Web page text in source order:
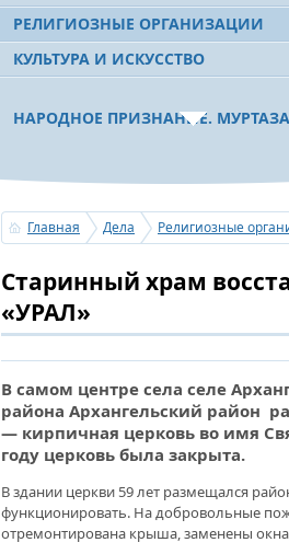
РЕЛИГИОЗНЫЕ ОРГАНИЗАЦИИ
КУЛЬТУРА И ИСКУССТВО
НАРОДНОЕ ПРИЗНАНИЕ. МУРТАЗА
ПОЗДРАВЛЕНИЕ ПЕРВОГО
БАШКОРТОСТАНА, ПРЕДСЕДАТЕЛЯ
СОВЕТА БЛАГОТВОРИТЕЛЬНОГО
«УРАЛ» М.Г.РАХИМОВА
УСЕРГАН. ИЗДАН XХХV ТОМ
БАШКИРСКИХ РОДОВ»
ОГОНЬ - СУДЬЯ БЕСПЕЧНОСТИ
ПОЖАРОВ МЕНЬШЕ НЕ
Главная Дела Религиозные
Старинный храм
«УРАЛ»
В самом центре села селе
района Архангельский район
— кирпичная церковь во имя
году церковь была закрыта.
В здании церкви 59 лет размещался
функционировать. На добровольные
отремонтирована крыша, заменены